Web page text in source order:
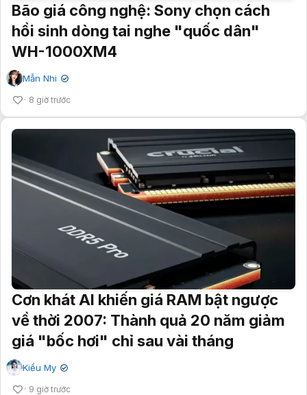
Bão giá công nghệ: Sony chọn cách
hồi sinh dòng tai nghe "quốc dân"
WH-1000XM4
Mẫn Nhi ✔
8 giờ trước
Cơn khát AI khiến giá RAM bật ngược
về thời 2007: Thành quả 20 năm giảm
giá "bốc hơi" chỉ sau vài tháng
Kiều My ✔
9 giờ trước